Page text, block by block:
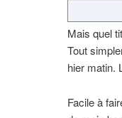
Mais quel
Tout
hier matin.
Facile à